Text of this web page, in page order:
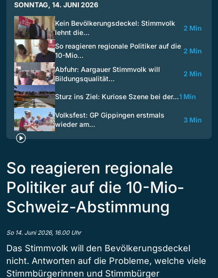
SONNTAG, 14. JUNI 2026
Kein Bevölkerungsdeckel: Stimmvolk
lehnt die…
2 Min
So reagieren regionale Politiker auf die
10-Mio…
2 Min
Abfuhr: Aargauer Stimmvolk will
Bildungsqualität…
2 Min
Sturz ins Ziel: Kuriose Szene bei der…1 Min
Volksfest: GP Gippingen erstmals
wieder am…
3 Min
So reagieren regionale
Politiker auf die 10-Mio-
Schweiz-Abstimmung
So 14. Juni 2026, 16.00 Uhr
Das Stimmvolk will den Bevölkerungsdeckel
nicht. Antworten auf die Probleme, welche viele
Stimmbürgerinnen und Stimmbürger